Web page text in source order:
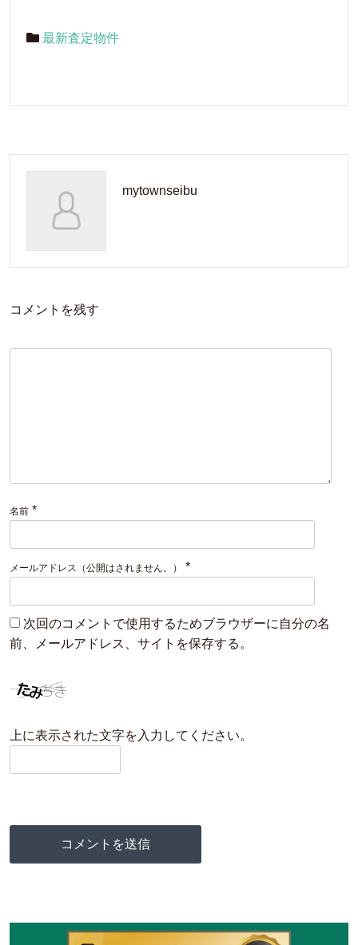
最新査定物件
mytownseibu
コメントを残す
名前 *
メールアドレス（公開はされません。） *
次回のコメントで使用するためブラウザーに自分の名
前、メールアドレス、サイトを保存する。
上に表示された文字を入力してください。